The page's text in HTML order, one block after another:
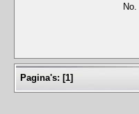
Pagina's: [1]